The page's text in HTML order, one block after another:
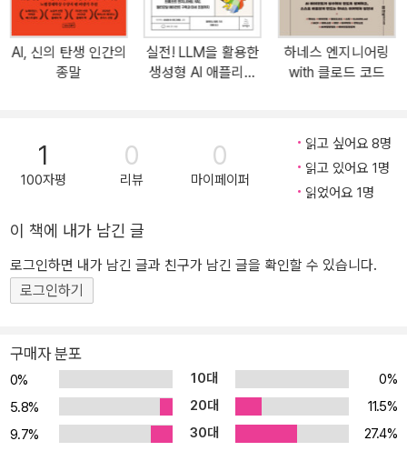
활용한 RAG 구현과 개선 - 이미지와 음성도 처리하는 멀티 모달 LL
M - LLM에 장기 기억과 도구를 결합한 에이전트 아키텍처 | 이 책의
대상 독자 | - LLM을 활용해 AI 애플리케이션을 개발하려는 개발자 -
LLM API의 단순한 활용보다는 모델의 원리와 기반 기술도 궁금한 개
코드 다운로드 | 실습 코드는 책의 깃허브 저장소(https://github.co
m/onlybooks/llm)에서 확인할 수 있습 니다. 깃허브의 코드는 구글
하기: 깃허브의 코드를 로컬 환경에 클론하거나 압축 파일 형태로 내
에서 열어 실 습을 진행할 수 있습니다. 2. 깃허브 URL로 열기: 구글
코랩에서 노트 열기(Ctrl+O)를 선택하면 다양한 노트 열기 방식 중
니다. | 이 책의 코드 실행 환경 | 이 책의 실습은 구글 코랩에서 실행
한다. 구글 코랩은 구글에서 제공하는 노트북 실 행 환경으로, 파이썬
의 주피터 노트북과 유사한 UI로 브라우저에서 실행할 수 있다. 또 구
글 코랩에서는 무료로 T4 GPU(16GB)를 사용할 수 있도록 제공한
다. 구글 코랩 의 무료 버전은 12시간의 런타임 제한이 있으며, 장시
AI, 신의 탄생 인간의
종말
실전! LLM을 활용한
생성형 AI 애플리케
하네스 엔지니어링
with 클로드 코드
1
100자평
0
리뷰
0
마이페이퍼
읽고 싶어요 8명
읽고 있어요 1명
읽었어요 1명
이 책에 내가 남긴 글
로그인하면 내가 남긴 글과 친구가 남긴 글을 확인할 수 있습니다.
로그인하기
구매자 분포
0% 10대
0%
5.8%
20대
11.5%
9.7%
30대
27.4%